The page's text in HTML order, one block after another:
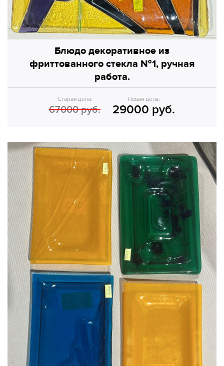
Блюдо декоративное из
фриттованного стекла №1, ручная
работа.
Старая цена:
67000 руб.
Новая цена:
29000 руб.